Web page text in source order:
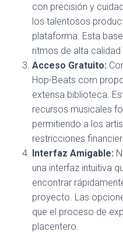
con precisión y
los talentosos
plataforma. Esta
ritmos de alta calidad
Acceso Gratuito:
Hop-Beats.com
extensa biblioteca.
recursos musicales
permitiendo a los
restricciones
Interfaz Amigable:
una interfaz intuitiva
encontrar
proyecto. Las
que el proceso de
placentero.